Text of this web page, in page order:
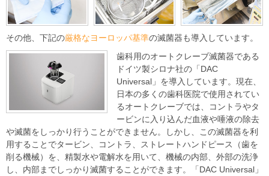
その他、下記の厳格なヨーロッパ基準の滅菌器も導入しています。
歯科用のオートクレーブ滅菌器である
ドイツ製シロナ社の「DAC
Universal」を導入しています。現在、
日本の多くの歯科医院で使用されてい
るオートクレーブでは、コントラやタ
ービンに入り込んだ血液や唾液の除去
や滅菌をしっかり行うことができません。しかし、この滅菌器を利
用することでタービン、コントラ、ストレートハンドピース（歯を
削る機械）を、精製水や電解水を用いて、機械の内部、外部の洗浄
し、内部までしっかり滅菌することができます。「DAC Universal」